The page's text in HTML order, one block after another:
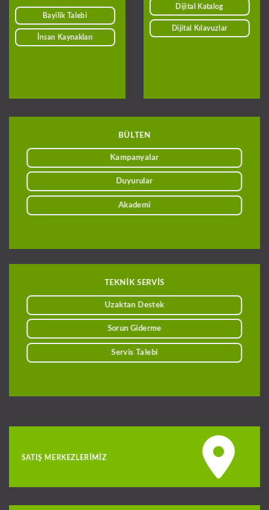
Bayilik Talebi
İnsan Kaynakları
Dijital Katalog
Dijital Kılavuzlar
BÜLTEN
Kampanyalar
Duyurular
Akademi
TEKNİK SERVİS
Uzaktan Destek
Sorun Giderme
Servis Talebi
SATIŞ MERKEZLERIMIZ